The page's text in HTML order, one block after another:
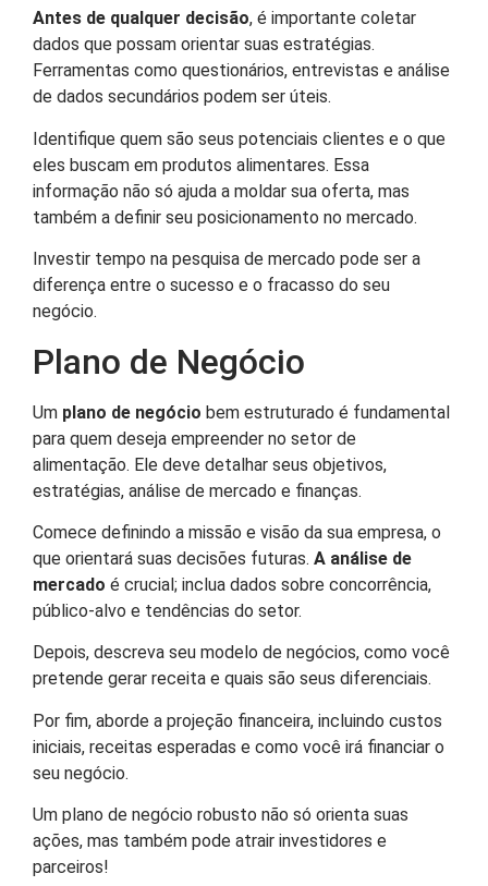
Antes de qualquer decisão, é importante coletar
dados que possam orientar suas estratégias.
Ferramentas como questionários, entrevistas e análise
de dados secundários podem ser úteis.
Identifique quem são seus potenciais clientes e o que
eles buscam em produtos alimentares. Essa
informação não só ajuda a moldar sua oferta, mas
também a definir seu posicionamento no mercado.
Investir tempo na pesquisa de mercado pode ser a
diferença entre o sucesso e o fracasso do seu
negócio.
Plano de Negócio
Um plano de negócio bem estruturado é fundamental
para quem deseja empreender no setor de
alimentação. Ele deve detalhar seus objetivos,
estratégias, análise de mercado e finanças.
Comece definindo a missão e visão da sua empresa, o
que orientará suas decisões futuras. A análise de
mercado é crucial; inclua dados sobre concorrência,
público-alvo e tendências do setor.
Depois, descreva seu modelo de negócios, como você
pretende gerar receita e quais são seus diferenciais.
Por fim, aborde a projeção financeira, incluindo custos
iniciais, receitas esperadas e como você irá financiar o
seu negócio.
Um plano de negócio robusto não só orienta suas
ações, mas também pode atrair investidores e
parceiros!